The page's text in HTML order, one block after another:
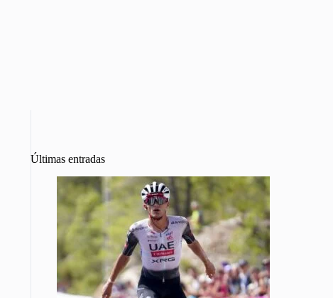
Últimas entradas